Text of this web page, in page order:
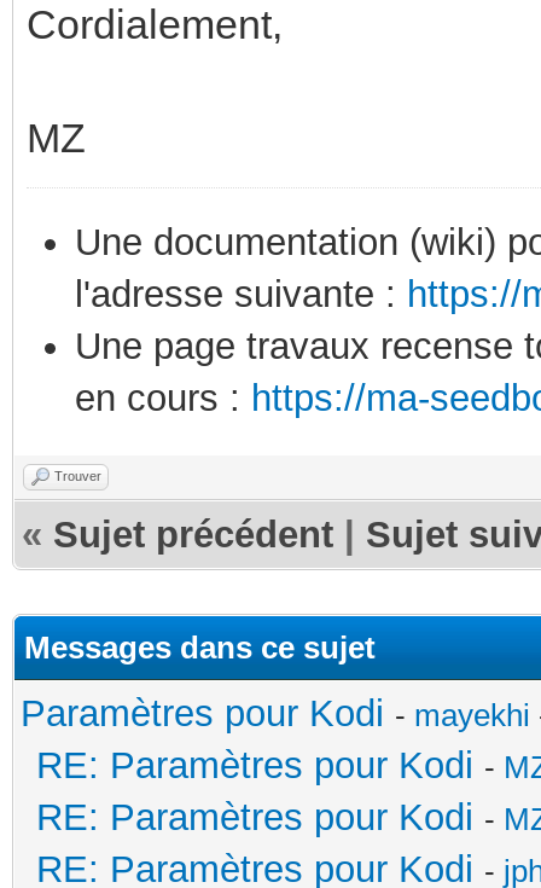
Cordialement,
MZ
Une documentation (wiki)
l'adresse suivante : https://
Une page travaux recense
en cours : https://ma-
Trouver
« Sujet précédent Sujet
Messages dans ce sujet
Paramètres pour Kodi - mayekhi
RE: Paramètres pour Kodi -
RE: Paramètres pour Kodi -
RE: Paramètres pour Kodi -